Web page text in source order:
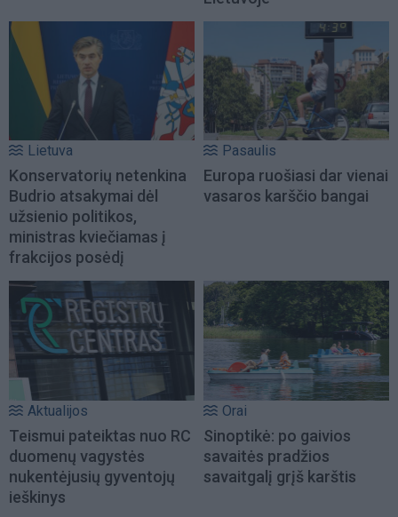
Lietuva
Konservatorių netenkina
Budrio atsakymai dėl
užsienio politikos,
ministras kviečiamas į
frakcijos posėdį
Pasaulis
Europa ruošiasi dar vienai
vasaros karščio bangai
Aktualijos
Teismui pateiktas nuo RC
duomenų vagystės
nukentėjusių gyventojų
ieškinys
Orai
Sinoptikė: po gaivios
savaitės pradžios
savaitgalį grįš karštis